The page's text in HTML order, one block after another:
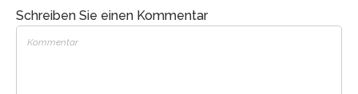
Schreiben Sie einen Kommentar